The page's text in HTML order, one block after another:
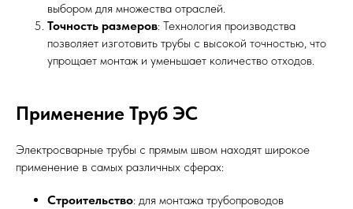
выбором для множества отраслей.
Точность размеров: Технология производства
позволяет изготовить трубы с высокой точностью, что
упрощает монтаж и уменьшает количество отходов.
Применение Труб ЭС
Электросварные трубы с прямым швом находят широкое
применение в самых различных сферах:
Строительство: для монтажа трубопроводов